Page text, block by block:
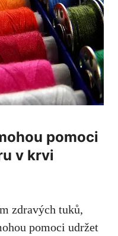
pomoci
v⁤ krvi
zdravých tuků,‌
⁤pomoci​ udržet⁢